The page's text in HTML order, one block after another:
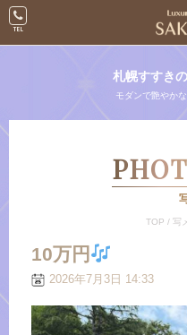
札幌すすき
モダンで艶やか
TOP / 写
10万円
2026年7月3日 14:33